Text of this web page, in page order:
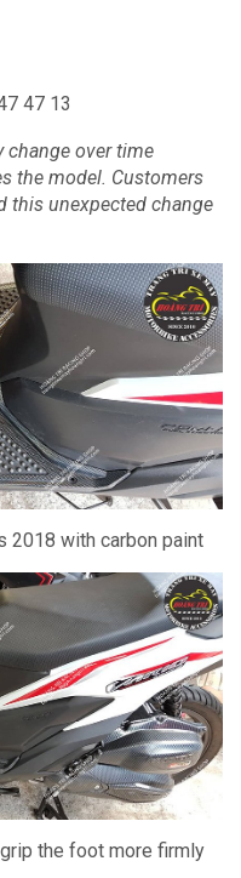
47 13
change over time
the model. Customers
this unexpected change
2018 with carbon paint
the foot more firmly